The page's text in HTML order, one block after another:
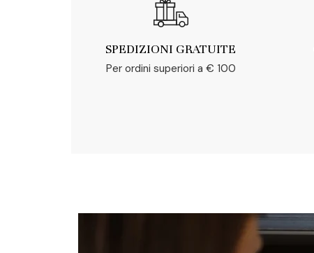
SPEDIZIONI GRATUITE
Per ordini superiori a € 100